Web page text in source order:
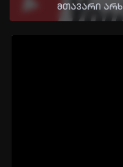
მთავარი